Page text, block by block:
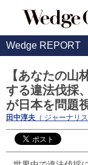
Wedge REPORT
【あなたの山
する違法伐採
が日本を問題
田中淳夫 （ ジャーナリス